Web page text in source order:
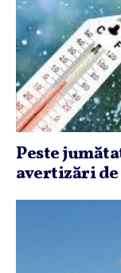
Peste
avertizări